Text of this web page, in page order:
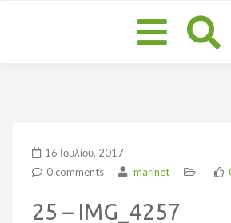
Toggle
navigation
16 Ιουλίου, 2017
0 comments
marinet
25 – IMG_4257